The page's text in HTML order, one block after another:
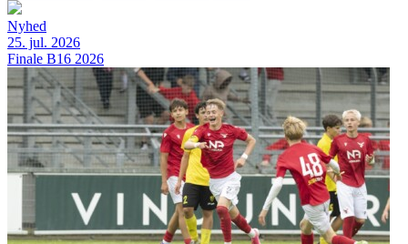
Nyhed
25. jul. 2026
Finale B16 2026